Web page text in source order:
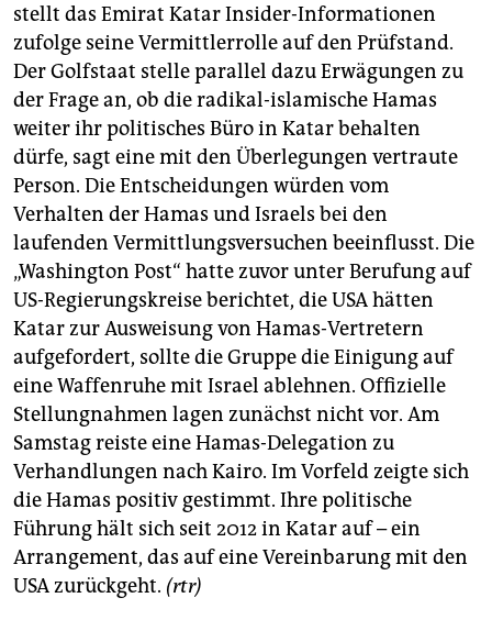
stellt das Emirat Katar Insider-Informationen
zufolge seine Vermittlerrolle auf den Prüfstand.
Der Golfstaat stelle parallel dazu Erwägungen zu
der Frage an, ob die radikal-islamische Hamas
weiter ihr politisches Büro in Katar behalten
dürfe, sagt eine mit den Überlegungen vertraute
Person. Die Entscheidungen würden vom
Verhalten der Hamas und Israels bei den
laufenden Vermittlungsversuchen beeinflusst. Die
„Washington Post“ hatte zuvor unter Berufung auf
US-Regierungskreise berichtet, die USA hätten
Katar zur Ausweisung von Hamas-Vertretern
aufgefordert, sollte die Gruppe die Einigung auf
eine Waffenruhe mit Israel ablehnen. Offizielle
Stellungnahmen lagen zunächst nicht vor. Am
Samstag reiste eine Hamas-Delegation zu
Verhandlungen nach Kairo. Im Vorfeld zeigte sich
die Hamas positiv gestimmt. Ihre politische
Führung hält sich seit 2012 in Katar auf – ein
Arrangement, das auf eine Vereinbarung mit den
USA zurückgeht. (rtr)